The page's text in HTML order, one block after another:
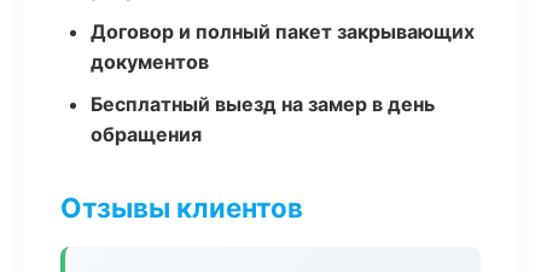
Договор и полный пакет закрывающих
документов
Бесплатный выезд на замер в день
обращения
Отзывы клиентов